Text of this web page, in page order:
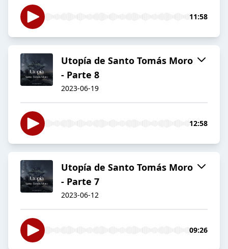
11:58
Utopía de Santo Tomás Moro
- Parte 8
2023-06-19
12:58
Utopía de Santo Tomás Moro
- Parte 7
2023-06-12
09:26